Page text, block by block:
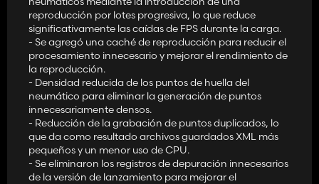
reproducción por lotes progresiva, lo que reduce
significativamente las caídas de FPS durante la carga.
- Se agregó una caché de reproducción para reducir el
procesamiento innecesario y mejorar el rendimiento de
la reproducción.
- Densidad reducida de los puntos de huella del
neumático para eliminar la generación de puntos
innecesariamente densos.
- Reducción de la grabación de puntos duplicados, lo
que da como resultado archivos guardados XML más
pequeños y un menor uso de CPU.
- Se eliminaron los registros de depuración innecesarios
de la versión de lanzamiento para mejorar el